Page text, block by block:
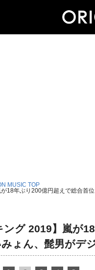
MUSIC TOP
18年ぶり200億円超えで総合首
ング 2019】嵐が
ょん、髭男がデ